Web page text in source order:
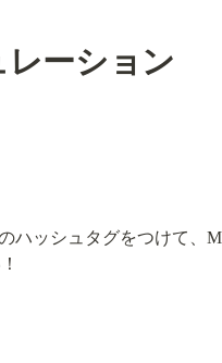
ーション
ハッシュタグをつけて、